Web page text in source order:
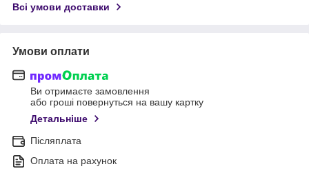
Всі умови доставки
Умови оплати
Ви отримаєте замовлення
або гроші повернуться на вашу картку
Детальніше
Післяплата
Оплата на рахунок